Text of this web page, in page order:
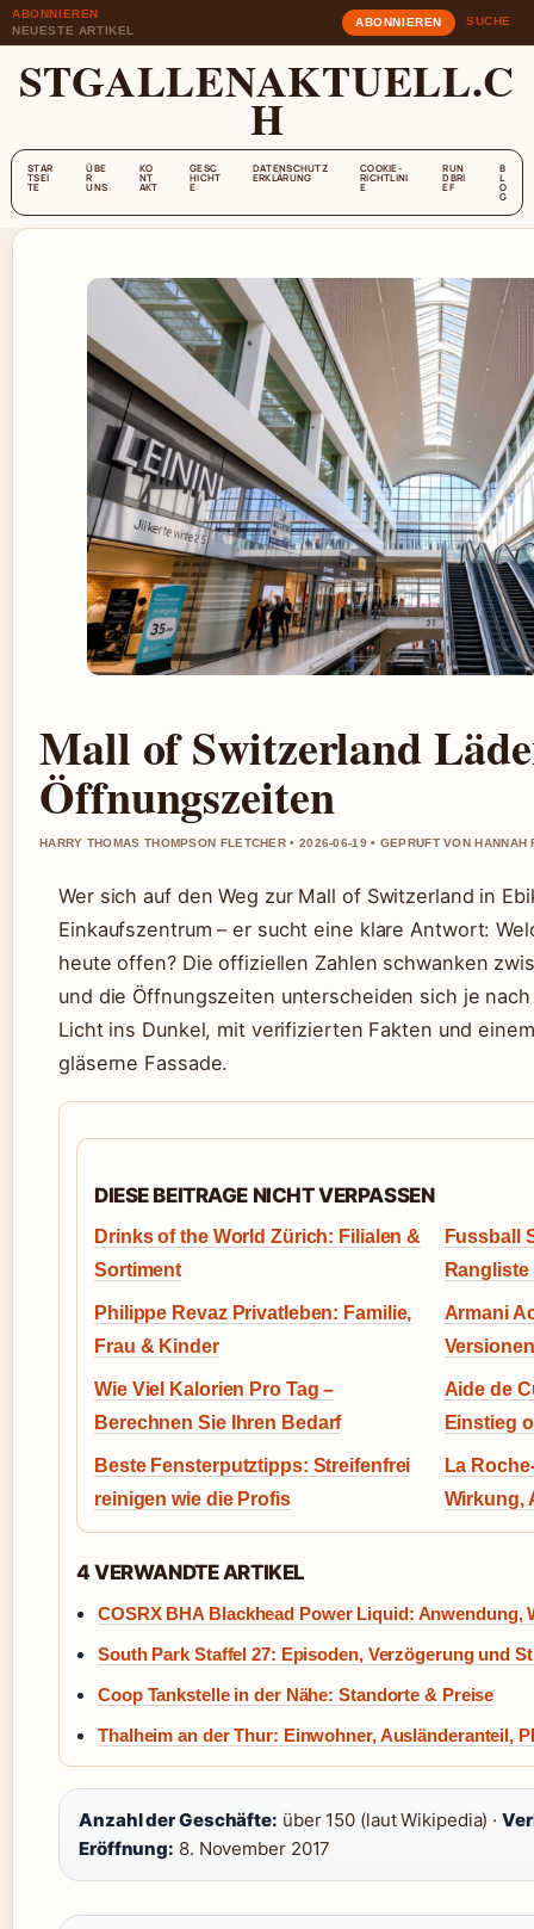
ABONNIEREN
NEUESTE ARTIKEL
ABONNIEREN SUCHE
STGALLENAKTUELL.C
H
STAR
TSEI
TE
ÜBE
R
UNS
KO
NT
AKT
GESC
HICHT
E
DATENSCHUTZ
ERKLÄRUNG
COOKIE-
RICHTLINI
E
RUN
DBRI
EF
B
L
O
G
Mall of Switzerland
Öffnungszeiten
HARRY THOMAS THOMPSON FLETCHER • 2026-06-19 • GEPRUFT VON HANNAH
Wer sich auf den Weg zur Mall of Switzerland in
Einkaufszentrum – er sucht eine klare Antwort:
heute offen? Die offiziellen Zahlen schwanken
und die Öffnungszeiten unterscheiden sich je
Licht ins Dunkel, mit verifizierten Fakten und
gläserne Fassade.
DIESE BEITRAGE NICHT VERPASSEN
Drinks of the World Zürich: Filialen &
Sortiment
Fussball
Philippe Revaz Privatleben: Familie,
Frau & Kinder
Armani
Wie Viel Kalorien Pro Tag –
Berechnen Sie Ihren Bedarf
Aide de
Einstieg
Beste Fensterputztipps: Streifenfrei
reinigen wie die Profis
La
Wirkung,
4 VERWANDTE ARTIKEL
COSRX BHA Blackhead Power Liquid: Anwendung,
South Park Staffel 27: Episoden, Verzögerung und
Coop Tankstelle in der Nähe: Standorte & Preise
Thalheim an der Thur: Einwohner, Ausländeranteil,
Anzahl der Geschäfte: über 150 (laut Wikipedia) ·
Eröffnung: 8. November 2017